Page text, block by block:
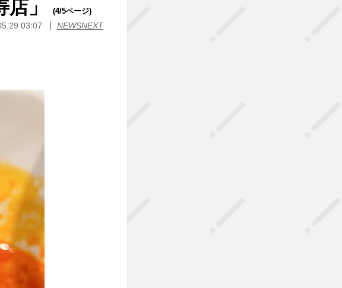
」
(4/5ページ)
03:07 NEWSNEXT